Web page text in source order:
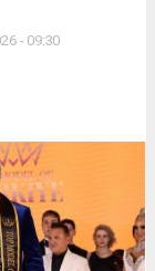
- 09:30